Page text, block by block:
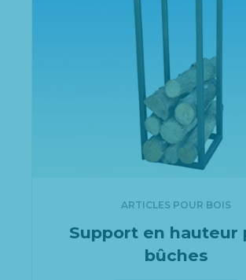
ARTICLES POUR BOIS
Support en hauteur
bûches